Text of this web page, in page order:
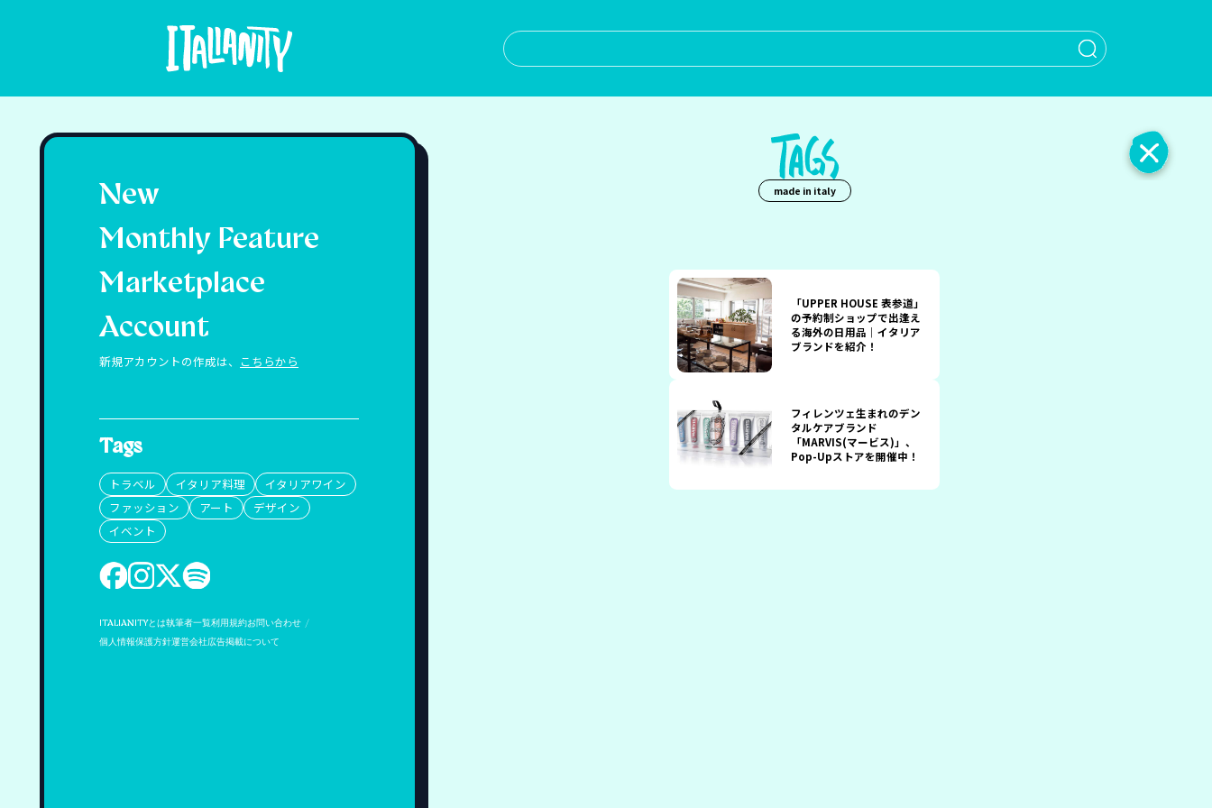
When
New
Monthly Feature
Marketplace
Account
新規アカウントの作成は、 こちらから
Tags
トラベル イタリア料理
イタリアワイン
ファッション
アート
デザイン
イベント
ITALIANITYとは執筆者一覧利用規約お問い合わせ
個人情報保護方針運営会社広告掲載について
made in italy
「UPPER HOUSE 表参道」
の予約制ショップで出逢え
る海外の日用品｜イタリア
ブランドを紹介！
フィレンツェ生まれのデン
タルケアブランド
「MARVIS(マービス)」、
Pop-Upストアを開催中！